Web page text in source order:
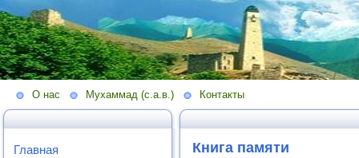
О нас Мухаммад (с.а.в.) Контакты
Главная Книга памяти